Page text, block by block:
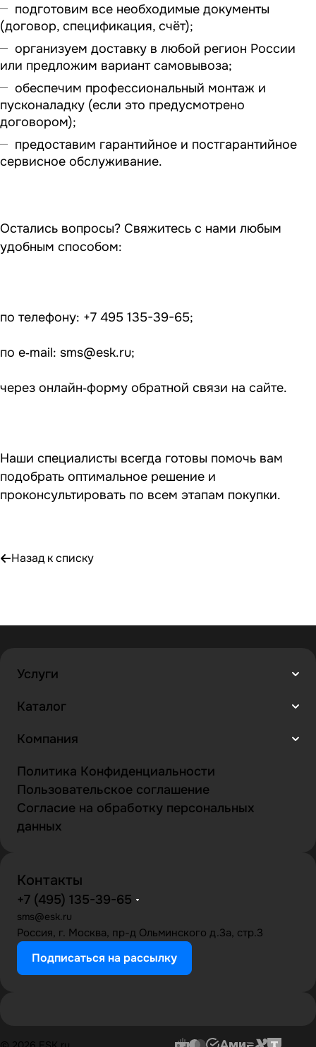
подготовим все необходимые документы
(договор, спецификация, счёт);
организуем доставку в любой регион России
или предложим вариант самовывоза;
обеспечим профессиональный монтаж и
пусконаладку (если это предусмотрено
договором);
предоставим гарантийное и постгарантийное
сервисное обслуживание.
Остались вопросы? Свяжитесь с нами любым
удобным способом:
по телефону: +7 495 135-39-65;
по e‑mail: sms@esk.ru;
через онлайн‑форму обратной связи на сайте.
Наши специалисты всегда готовы помочь вам
подобрать оптимальное решение и
проконсультировать по всем этапам покупки.
Назад к списку
Услуги
Каталог
Компания
Политика Конфиденциальности
Пользовательское соглашение
Согласие на обработку персональных
данных
Контакты
+7 (495) 135-39-65
sms@esk.ru
Россия, г. Москва, пр-д Ольминского д.3а, стр.3
Подписаться на рассылку